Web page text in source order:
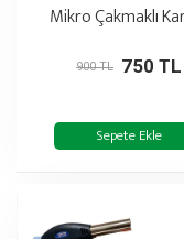
Mikro Çakmaklı
750 TL
900 TL
Sepete Ekle